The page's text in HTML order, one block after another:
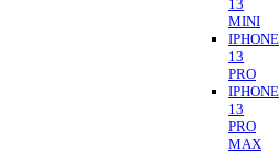
13
MINI
IPHONE
13
PRO
IPHONE
13
PRO
MAX